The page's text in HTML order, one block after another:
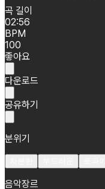
곡 길이
02:56
BPM
100
좋아요
다운로드
공유하기
분위기
음악장르